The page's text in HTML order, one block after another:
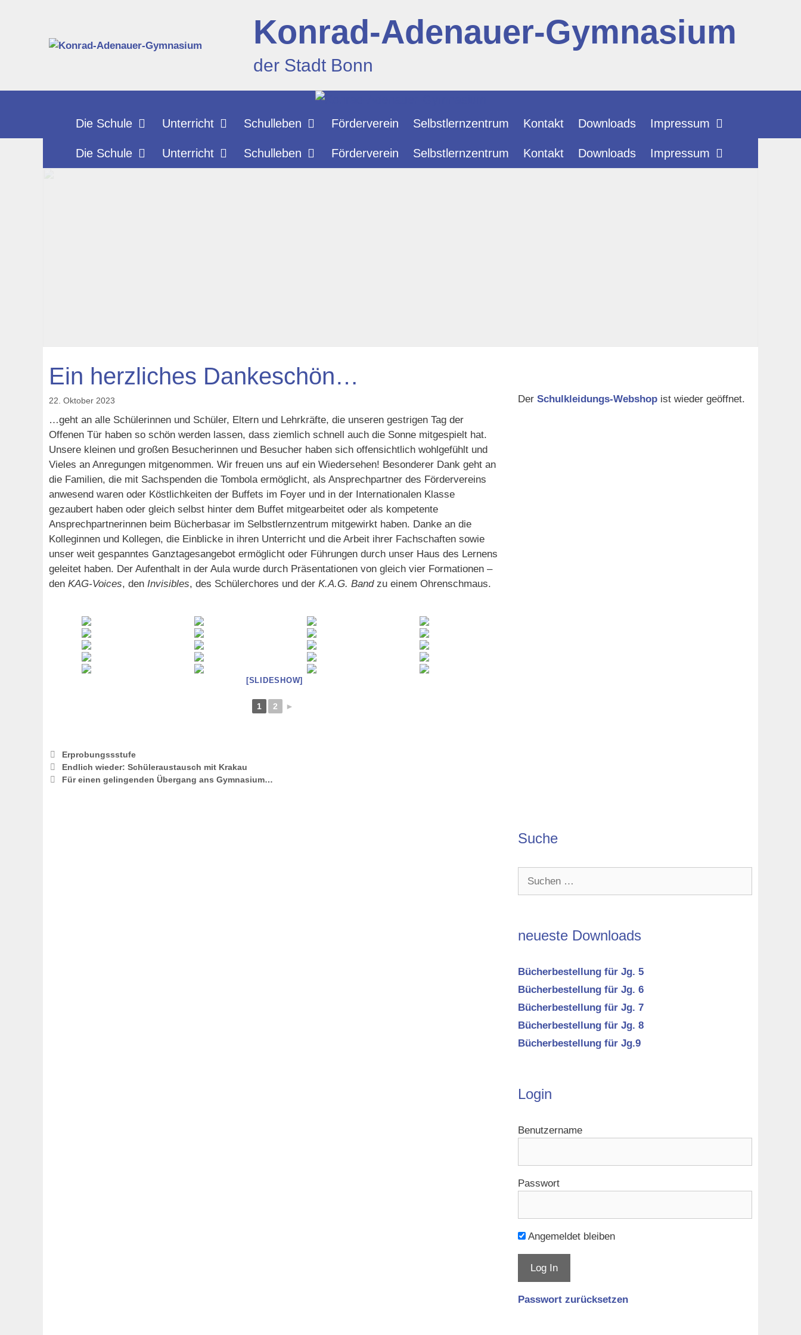
Konrad-Adenauer-Gymnasium
der Stadt Bonn
Die Schule Unterricht Schulleben Förderverein Selbstlernzentrum Kontakt Downloads Impressum
Die Schule Unterricht Schulleben Förderverein Selbstlernzentrum Kontakt Downloads Impressum
Ein herzliches Dankeschön…
22. Oktober 2023
…geht an alle Schülerinnen und Schüler, Eltern und Lehrkräfte, die unseren gestrigen Tag der
Offenen Tür haben so schön werden lassen, dass ziemlich schnell auch die Sonne mitgespielt hat.
Unsere kleinen und großen Besucherinnen und Besucher haben sich offensichtlich wohlgefühlt und
Vieles an Anregungen mitgenommen. Wir freuen uns auf ein Wiedersehen! Besonderer Dank geht an
die Familien, die mit Sachspenden die Tombola ermöglicht, als Ansprechpartner des Fördervereins
anwesend waren oder Köstlichkeiten der Buffets im Foyer und in der Internationalen Klasse
gezaubert haben oder gleich selbst hinter dem Buffet mitgearbeitet oder als kompetente
Ansprechpartnerinnen beim Bücherbasar im Selbstlernzentrum mitgewirkt haben. Danke an die
Kolleginnen und Kollegen, die Einblicke in ihren Unterricht und die Arbeit ihrer Fachschaften sowie
unser weit gespanntes Ganztagesangebot ermöglicht oder Führungen durch unser Haus des Lernens
geleitet haben. Der Aufenthalt in der Aula wurde durch Präsentationen von gleich vier Formationen –
den KAG-Voices, den Invisibles, des Schülerchores und der K.A.G. Band zu einem Ohrenschmaus.
[SLIDESHOW]
1 2 ►
Schlagwörter
Erprobungssstufe
Endlich wieder: Schüleraustausch mit Krakau
Für einen gelingenden Übergang ans Gymnasium…
Der Schulkleidungs-Webshop ist wieder geöffnet.
Suche
neueste Downloads
Bücherbestellung für Jg. 5
Bücherbestellung für Jg. 6
Bücherbestellung für Jg. 7
Bücherbestellung für Jg. 8
Bücherbestellung für Jg.9
Login
Benutzername
Passwort
Angemeldet bleiben
Passwort zurücksetzen